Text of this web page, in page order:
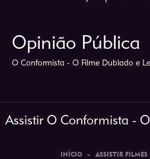
Opinião Pública
O Conformista - O Filme Dublado e
Assistir O Conformista -
INÍCIO » ASSISTIR